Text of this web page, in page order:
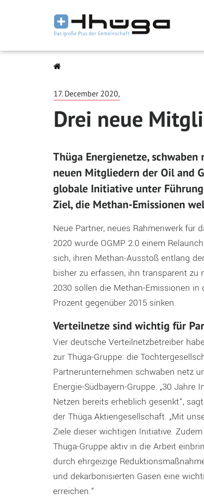
17. December 2020,
Drei neue
Thüga Energienetze,
neuen Mitgliedern der Oil and
globale Initiative unter
Ziel, die Methan-Emissionen
Neue Partner, neues Rahmenwerk für
2020 wurde OGMP 2.0 einem
sich,ihren Methan-Ausstoß entlang
bisher zu erfassen, ihn transparent zu
2030 sollen die Methan-Emissionen
Prozent gegenüber 2015 sinken.
Verteilnetze sind wichtig für
Vier deutsche Verteilnetzbetreiber
zurThüga-Gruppe: die T
Partnerunternehmen schwaben netz
Energie-Südbayern-Gruppe. „30 Jahre
Netzen bereits erheblich gesenkt“, sagt
der Thüga Aktiengesellschaft. „Mit
Ziele dieser wichtigen Initiative.
Thüga-Gruppe aktiv in die Arbeit
durch ehrgeizige
und dekarbonisierten Gasen eine
erreichen.“